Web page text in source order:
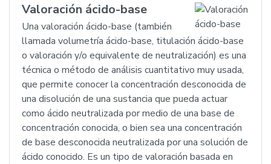
Valoración ácido-base
Una valoración ácido-base (también
llamada volumetría ácido-base, titulación ácido-base
o valoración y/o equivalente de neutralización) es una
técnica o método de análisis cuantitativo muy usada,
que permite conocer la concentración desconocida de
una disolución de una sustancia que pueda actuar
como ácido neutralizada por medio de una base de
concentración conocida, o bien sea una concentración
de base desconocida neutralizada por una solución de
ácido conocido. Es un tipo de valoración basada en